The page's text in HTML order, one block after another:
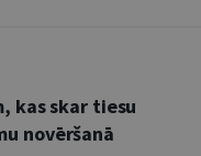
kas skar tiesu
novēršanā